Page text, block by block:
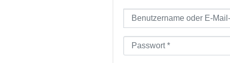
Benutzername oder E-Mail-
Passwort